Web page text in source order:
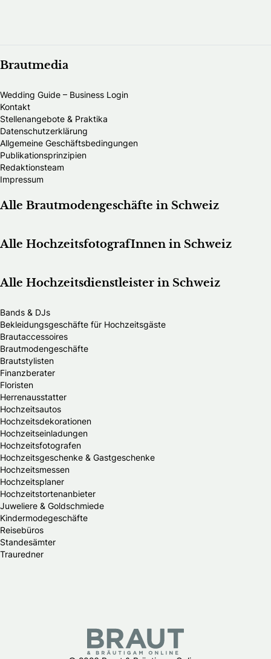
Brautmedia
Wedding Guide – Business Login
Kontakt
Stellenangebote & Praktika
Datenschutzerklärung
Allgemeine Geschäftsbedingungen
Publikationsprinzipien
Redaktionsteam
Impressum
Alle Brautmodengeschäfte in Schweiz
Alle HochzeitsfotografInnen in Schweiz
Alle Hochzeitsdienstleister in Schweiz
Bands & DJs
Bekleidungsgeschäfte für Hochzeitsgäste
Brautaccessoires
Brautmodengeschäfte
Brautstylisten
Finanzberater
Floristen
Herrenausstatter
Hochzeitsautos
Hochzeitsdekorationen
Hochzeitseinladungen
Hochzeitsfotografen
Hochzeitsgeschenke & Gastgeschenke
Hochzeitsmessen
Hochzeitsplaner
Hochzeitstortenanbieter
Juweliere & Goldschmiede
Kindermodegeschäfte
Reisebüros
Standesämter
Trauredner